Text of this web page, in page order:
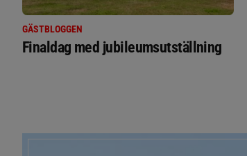
GÄSTBLOGGEN
Finaldag med jubileumsutställning